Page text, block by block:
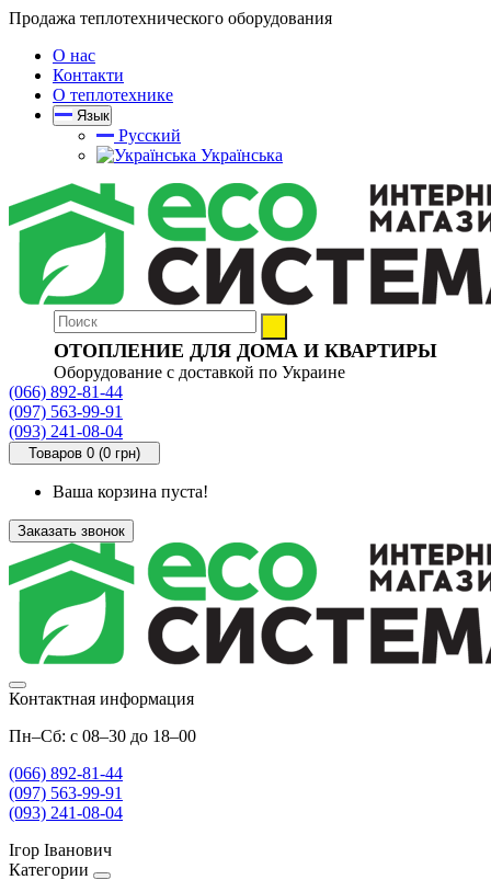
Продажа теплотехнического оборудования
О нас
Контакти
О теплотехнике
Язык
Русский
Українська
ОТОПЛЕНИЕ ДЛЯ ДОМА И КВАРТИРЫ
Оборудование с доставкой по Украине
(066) 892-81-44
(097) 563-99-91
(093) 241-08-04
Товаров 0 (0 грн)
Ваша корзина пуста!
Заказать звонок
Контактная информация
Пн–Сб: с 08–30 до 18–00
(066) 892-81-44
(097) 563-99-91
(093) 241-08-04
Ігор Іванович
Категории